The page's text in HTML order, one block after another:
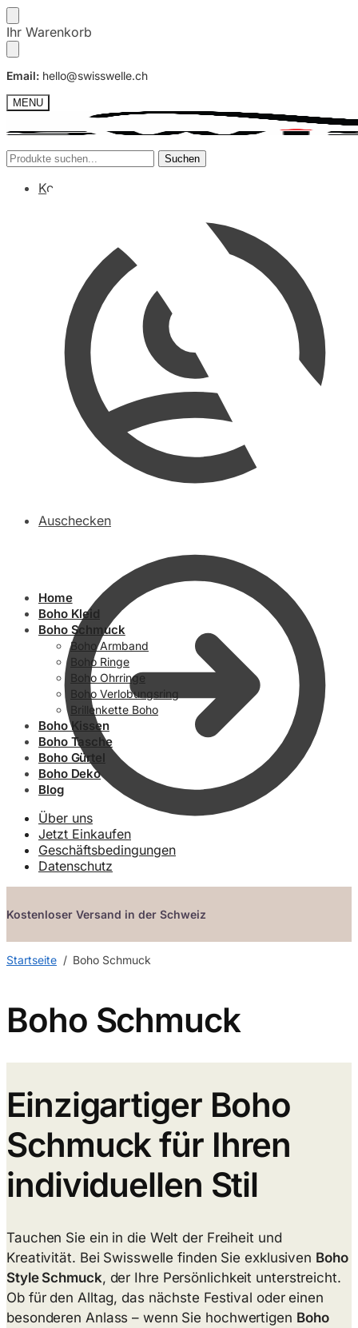
Skip
to
Skip
to
Ihr Warenkorb
Email: hello@swisswelle.ch
MENU
Suche
Suchen
Konto
Auschecken
Suche
Suchen
Home
Boho Kleid
Boho Schmuck
Boho Armband
Boho Ringe
Boho Ohrringe
Boho Verlobungsring
Brillenkette Boho
Boho Kissen
Boho Tasche
Boho Gürtel
Boho Deko
Blog
Über uns
Jetzt Einkaufen
Geschäftsbedingungen
Datenschutz
Kostenloser Versand in der Schweiz
Startseite / Boho Schmuck
Boho Schmuck
Einzigartiger Boho
Schmuck für Ihren
individuellen Stil
Tauchen Sie ein in die Welt der Freiheit und
Kreativität. Bei Swisswelle finden Sie exklusiven Boho
Style Schmuck, der Ihre Persönlichkeit unterstreicht.
Ob für den Alltag, das nächste Festival oder einen
besonderen Anlass – wenn Sie hochwertigen Boho